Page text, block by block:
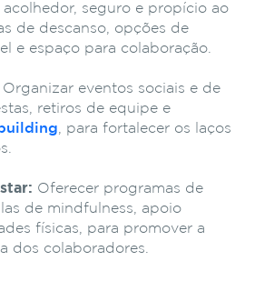
seguro e propício ao
de descanso, opções de
e espaço para colaboração.
Organizar eventos sociais e de
retiros de equipe e
, para fortalecer os laços
Oferecer programas de
de mindfulness, apoio
físicas, para promover a
dos colaboradores.